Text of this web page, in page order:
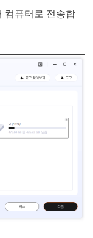
컴퓨터로 전송합